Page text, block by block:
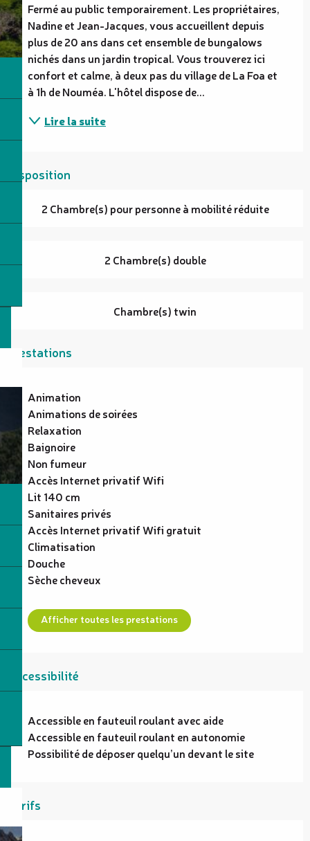
Fermé au public temporairement. Les propriétaires,
Nadine et Jean-Jacques, vous accueillent depuis
plus de 20 ans dans cet ensemble de bungalows
nichés dans un jardin tropical. Vous trouverez ici
confort et calme, à deux pas du village de La Foa et
à 1h de Nouméa. L'hôtel dispose de...
Lire la suite
Disposition
2 Chambre(s) pour personne à mobilité réduite
2 Chambre(s) double
Chambre(s) twin
Prestations
Animation
Animations de soirées
Relaxation
Baignoire
Non fumeur
Accès Internet privatif Wifi
Lit 140 cm
Sanitaires privés
Accès Internet privatif Wifi gratuit
Climatisation
Douche
Sèche cheveux
Afficher toutes les prestations
Accessibilité
Accessible en fauteuil roulant avec aide
Accessible en fauteuil roulant en autonomie
Possibilité de déposer quelqu’un devant le site
Tarifs